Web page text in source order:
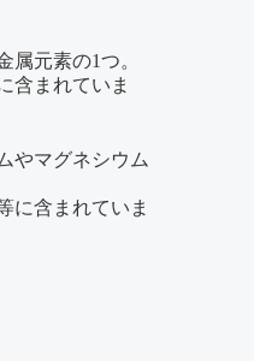
属元素の1つ。
含まれていま
やマグネシウム
に含まれていま